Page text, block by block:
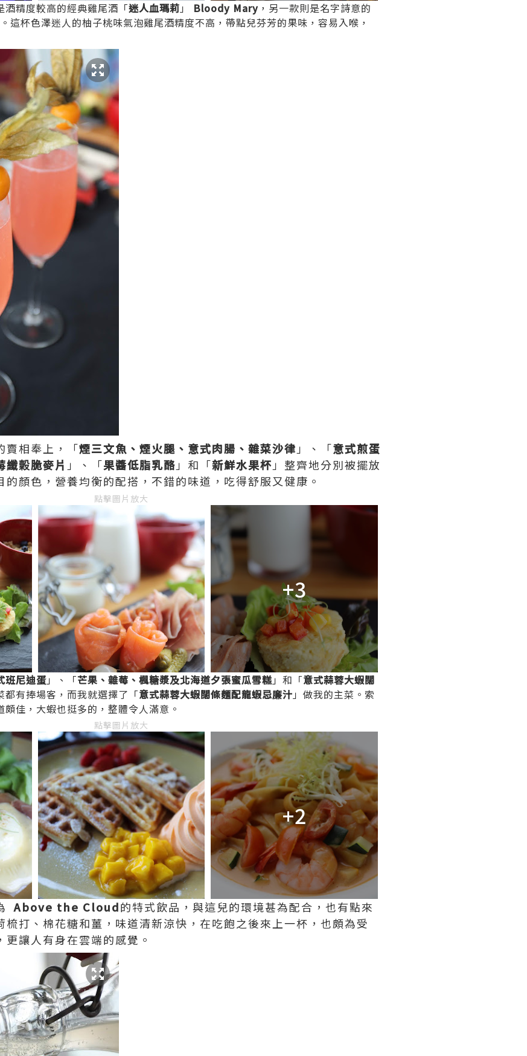
精度較高的經典雞尾酒「迷人血瑪莉 」 Bloody Mary ，另一款則是名字詩意的
。這杯色澤迷人的柚子桃味氣泡雞尾酒精度不高，帶點兒芬芳的果味，容易入喉，
賣相奉上，「煙三文魚、煙火腿、意式肉腸、雜菜沙律」、「意式煎蛋
纖糓脆麥片 」、「果醬低脂乳酪」和「新鮮水果杯」整齊地分別被擺放
顏色，營養均衡的配搭，不錯的味道，吃得舒服又健康。
點擊圖片放大
+3
班尼迪蛋」、「芒果、雜莓、楓糖漿及北海道夕張蜜瓜雪糕 」和「意式蒜蓉大蝦闊
都有捧場客，而我就選擇了「意式蒜蓉大蝦闊條麵配龍蝦忌廉汁 」做我的主菜。索
佳，大蝦也挺多的，整體令人滿意。
點擊圖片放大
+2
Above the Cloud的特式飲品，與這兒的環境甚為配合，也有點來
打、棉花糖和薑，味道清新涼快，在吃飽之後來上一杯，也頗為受
讓人有身在雲端的感覺。